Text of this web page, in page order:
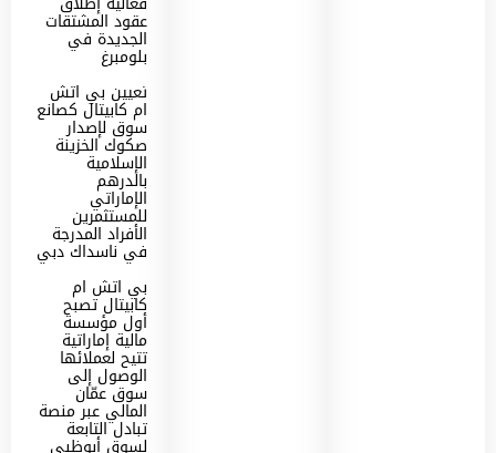
عقود المشتقات
الجديدة في
بلومبرغ
تعيين بي اتش
ام كابيتال كصانع
سوق لإصدار
صكوك الخزينة
الإسلامية
بالدرهم
الإماراتي
للمستثمرين
الأفراد المدرجة
في ناسداك دبي
بي اتش ام
كابيتال تصبح
أول مؤسسة
مالية إماراتية
تتيح لعملائها
الوصول إلى
سوق عمّان
المالي عبر منصة
تبادل التابعة
لسوق أبوظبي